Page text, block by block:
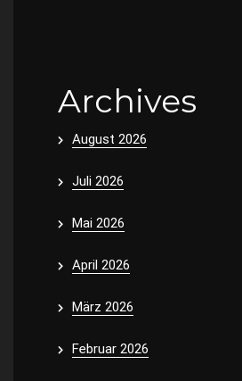
Archives
August 2026
Juli 2026
Mai 2026
April 2026
März 2026
Februar 2026